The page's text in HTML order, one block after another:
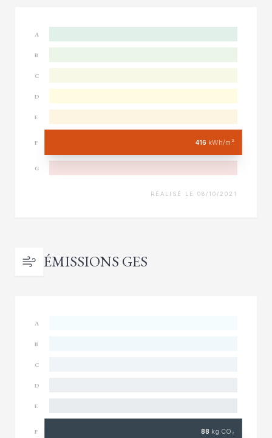
A
B
C
D
E
F 416 kWh/m²
G
RÉALISÉ LE 08/10/2021
ÉMISSIONS GES
A
B
C
D
E
F 88 kg CO₂